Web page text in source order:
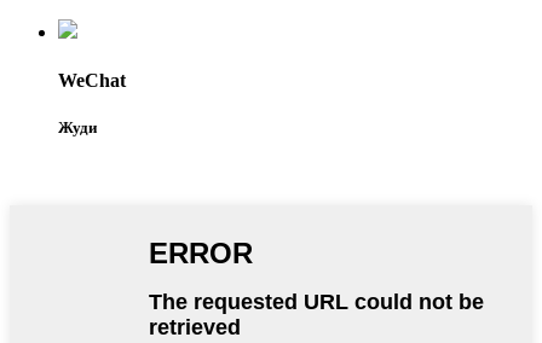
WeChat
Жуди